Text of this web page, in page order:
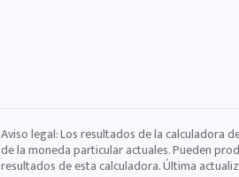
Aviso legal: Los resultados de la calculadora
de la moneda particular actuales. Pueden
resultados de esta calculadora. Última